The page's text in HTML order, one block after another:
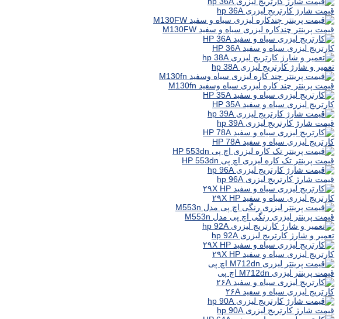
قیمت شارژ کارتریج لیزری hp 36A
قیمت پرینتر چندکاره لیزری سیاه و سفید M130FW
کارتریج لیزری سیاه و سفید HP 36A
تعمیر و شارژ کارتریج لیزری hp 38A
قیمت پرینتر چند کاره لیزری سیاه وسفید M130fn
کارتریج لیزری سیاه و سفید HP 35A
قیمت شارژ کارتریج لیزری hp 39A
کارتریج لیزری سیاه و سفید HP 78A
قیمت پرینتر تک کاره لیزری اچ پی HP 553dn
قیمت شارژ کارتریج لیزری hp 96A
کارتریج لیزری سیاه و سفید ۲۹X HP
قیمت پرینتر لیزری رنگی اچ پی مدل M553n
تعمیر و شارژ کارتریج لیزری hp 92A
کارتریج لیزری سیاه و سفید ۲۹X HP
قیمت پرینتر لیزری M712dn اچ پی
کارتریج لیزری سیاه و سفید ۲۶A
قیمت شارژ کارتریج لیزری hp 90A